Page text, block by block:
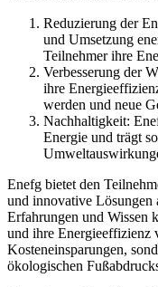
Reduzierung der
und Umsetzung
Teilnehmer ihre
Verbesserung der
ihre
werden und neue
Nachhaltigkeit:
Energie und trägt
Enefg bietet den
und innovative Lösungen
Erfahrungen und Wissen
und ihre Energieeffizienz
Kosteneinsparungen,
ökologischen